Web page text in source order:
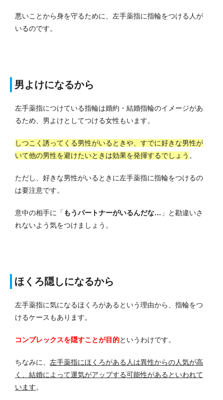
悪いことから身を守るために、左手薬指に指輪をつける人が
いるのです。
男よけになるから
左手薬指につけている指輪は婚約・結婚指輪のイメージがあ
るため、男よけとしてつける女性もいます。
しつこく誘ってくる男性がいるときや、すでに好きな男性が
いて他の男性を避けたいときは効果を発揮するでしょう 。
ただし、好きな男性がいるときに左手薬指に指輪をつけるの
は要注意です。
意中の相手に「もうパートナーがいるんだな… 」と勘違いさ
れないよう気をつけましょう。
ほくろ隠しになるから
左手薬指に気になるほくろがあるという理由から、指輪をつ
けるケースもあります。
コンプレックスを隠すことが目的というわけです。
ちなみに、 左手薬指にほくろがある人は異性からの人気が高
く、結婚によって運気がアップする可能性があるといわれて
います。